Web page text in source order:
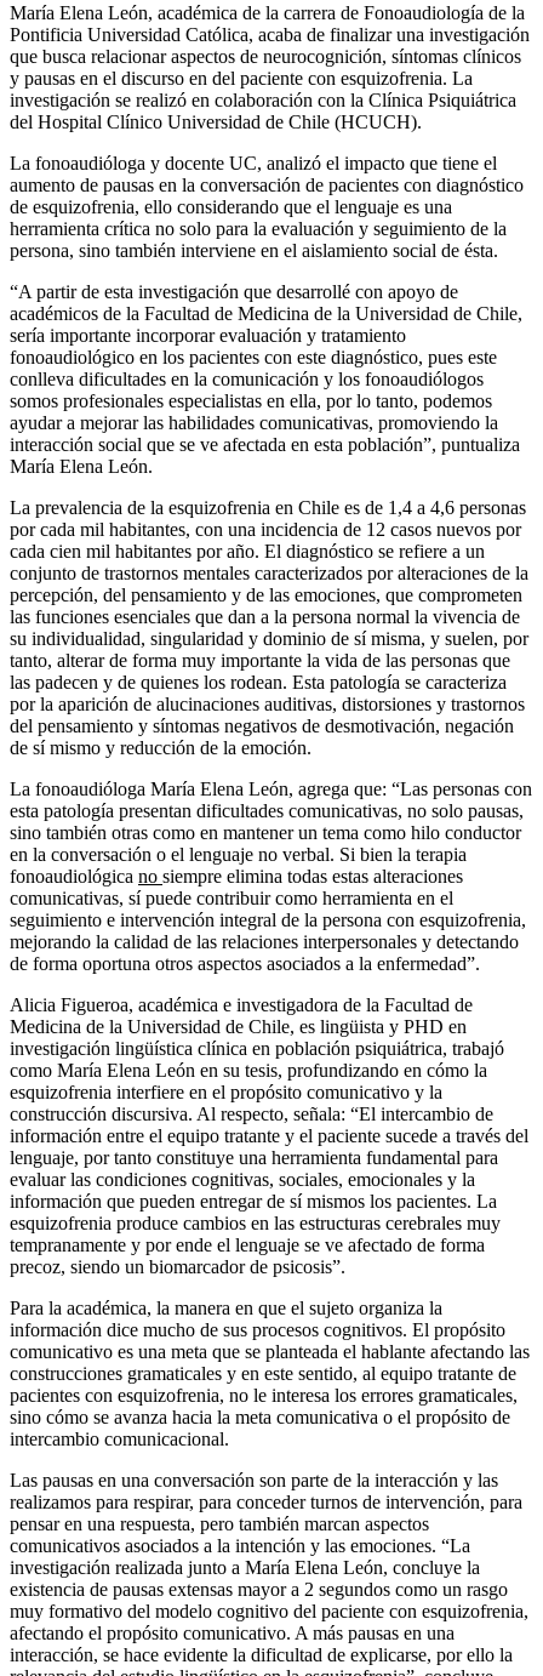
María Elena León, académica de la carrera de Fonoaudiología de la
Pontificia Universidad Católica, acaba de finalizar una investigación
que busca relacionar aspectos de neurocognición, síntomas clínicos
y pausas en el discurso en del paciente con esquizofrenia. La
investigación se realizó en colaboración con la Clínica Psiquiátrica
del Hospital Clínico Universidad de Chile (HCUCH).
La fonoaudióloga y docente UC, analizó el impacto que tiene el
aumento de pausas en la conversación de pacientes con diagnóstico
de esquizofrenia, ello considerando que el lenguaje es una
herramienta crítica no solo para la evaluación y seguimiento de la
persona, sino también interviene en el aislamiento social de ésta.
“A partir de esta investigación que desarrollé con apoyo de
académicos de la Facultad de Medicina de la Universidad de Chile,
sería importante incorporar evaluación y tratamiento
fonoaudiológico en los pacientes con este diagnóstico, pues este
conlleva dificultades en la comunicación y los fonoaudiólogos
somos profesionales especialistas en ella, por lo tanto, podemos
ayudar a mejorar las habilidades comunicativas, promoviendo la
interacción social que se ve afectada en esta población”, puntualiza
María Elena León.
La prevalencia de la esquizofrenia en Chile es de 1,4 a 4,6 personas
por cada mil habitantes, con una incidencia de 12 casos nuevos por
cada cien mil habitantes por año. El diagnóstico se refiere a un
conjunto de trastornos mentales caracterizados por alteraciones de la
percepción, del pensamiento y de las emociones, que comprometen
las funciones esenciales que dan a la persona normal la vivencia de
su individualidad, singularidad y dominio de sí misma, y suelen, por
tanto, alterar de forma muy importante la vida de las personas que
las padecen y de quienes los rodean. Esta patología se caracteriza
por la aparición de alucinaciones auditivas, distorsiones y trastornos
del pensamiento y síntomas negativos de desmotivación, negación
de sí mismo y reducción de la emoción.
La fonoaudióloga María Elena León, agrega que: “Las personas con
esta patología presentan dificultades comunicativas, no solo pausas,
sino también otras como en mantener un tema como hilo conductor
en la conversación o el lenguaje no verbal. Si bien la terapia
fonoaudiológica no siempre elimina todas estas alteraciones
comunicativas, sí puede contribuir como herramienta en el
seguimiento e intervención integral de la persona con esquizofrenia,
mejorando la calidad de las relaciones interpersonales y detectando
de forma oportuna otros aspectos asociados a la enfermedad”.
Alicia Figueroa, académica e investigadora de la Facultad de
Medicina de la Universidad de Chile, es lingüista y PHD en
investigación lingüística clínica en población psiquiátrica, trabajó
como María Elena León en su tesis, profundizando en cómo la
esquizofrenia interfiere en el propósito comunicativo y la
construcción discursiva. Al respecto, señala: “El intercambio de
información entre el equipo tratante y el paciente sucede a través del
lenguaje, por tanto constituye una herramienta fundamental para
evaluar las condiciones cognitivas, sociales, emocionales y la
información que pueden entregar de sí mismos los pacientes. La
esquizofrenia produce cambios en las estructuras cerebrales muy
tempranamente y por ende el lenguaje se ve afectado de forma
precoz, siendo un biomarcador de psicosis”.
Para la académica, la manera en que el sujeto organiza la
información dice mucho de sus procesos cognitivos. El propósito
comunicativo es una meta que se planteada el hablante afectando las
construcciones gramaticales y en este sentido, al equipo tratante de
pacientes con esquizofrenia, no le interesa los errores gramaticales,
sino cómo se avanza hacia la meta comunicativa o el propósito de
intercambio comunicacional.
Las pausas en una conversación son parte de la interacción y las
realizamos para respirar, para conceder turnos de intervención, para
pensar en una respuesta, pero también marcan aspectos
comunicativos asociados a la intención y las emociones. “La
investigación realizada junto a María Elena León, concluye la
existencia de pausas extensas mayor a 2 segundos como un rasgo
muy formativo del modelo cognitivo del paciente con esquizofrenia,
afectando el propósito comunicativo. A más pausas en una
interacción, se hace evidente la dificultad de explicarse, por ello la